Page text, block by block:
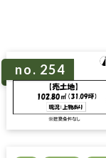
no. 254